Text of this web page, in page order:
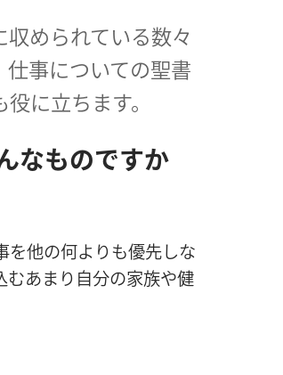
められている数々
事についての聖書
に立ちます。
なものですか
を他の何よりも優先しな
むあまり自分の家族や健